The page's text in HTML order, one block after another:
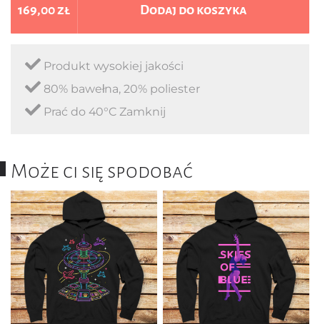
169,00 zł Dodaj do koszyka
Produkt wysokiej jakości
80% bawełna, 20% poliester
Prać do 40°C Zamknij
Może ci się spodobać